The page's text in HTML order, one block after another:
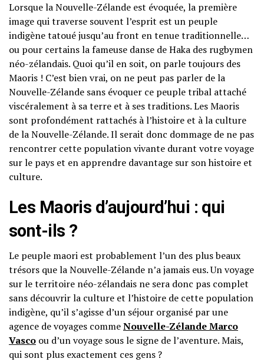
Lorsque la Nouvelle-Zélande est évoquée, la première
image qui traverse souvent l’esprit est un peuple
indigène tatoué jusqu’au front en tenue traditionnelle…
ou pour certains la fameuse danse de Haka des rugbymen
néo-zélandais. Quoi qu’il en soit, on parle toujours des
Maoris ! C’est bien vrai, on ne peut pas parler de la
Nouvelle-Zélande sans évoquer ce peuple tribal attaché
viscéralement à sa terre et à ses traditions. Les Maoris
sont profondément rattachés à l’histoire et à la culture
de la Nouvelle-Zélande. Il serait donc dommage de ne pas
rencontrer cette population vivante durant votre voyage
sur le pays et en apprendre davantage sur son histoire et
culture.
Les Maoris d’aujourd’hui : qui
sont-ils ?
Le peuple maori est probablement l’un des plus beaux
trésors que la Nouvelle-Zélande n’a jamais eus. Un voyage
sur le territoire néo-zélandais ne sera donc pas complet
sans découvrir la culture et l’histoire de cette population
indigène, qu’il s’agisse d’un séjour organisé par une
agence de voyages commeNouvelle-Zélande Marco
Vasco ou d’un voyage sous le signe de l’aventure. Mais,
qui sont plus exactement ces gens ?